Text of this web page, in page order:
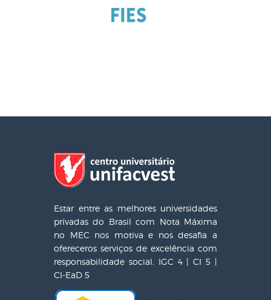
Estar entre as melhores universidades
privadas do Brasil com Nota Máxima
no MEC nos motiva e nos desafia a
ofereceros serviços de excelência com
responsabilidade social. IGC 4 | CI 5 |
CI-EaD 5